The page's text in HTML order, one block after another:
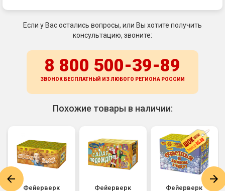
Если у Вас остались вопросы, или Вы хотите получить
консультацию, звоните:
8 800 500-39-89
ЗВОНОК БЕСПЛАТНЫЙ ИЗ ЛЮБОГО РЕГИОНА РОССИИ
Похожие товары в наличии:
Фейерверк
Фейерверк
Фейерверк